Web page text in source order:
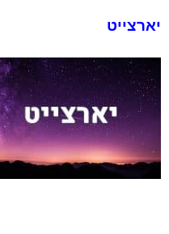
יארצייט